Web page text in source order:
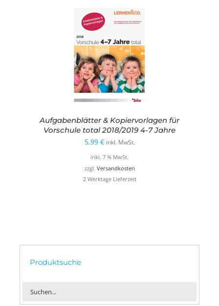
Aufgabenblätter & Kopiervorlagen für
Vorschule total 2018/2019 4-7 Jahre
5,99 € inkl. MwSt.
inkl. 7 % MwSt.
zzgl. Versandkosten
2 Werktage Lieferzeit
Produktsuche